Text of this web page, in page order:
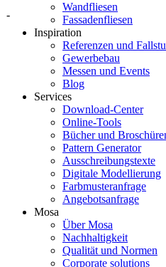
-
Wandfliesen
Fassadenfliesen
Inspiration
Referenzen und
Gewerbebau
Messen und Events
Blog
Services
Download-Center
Online-Tools
Bücher und
Pattern Generator
Ausschreibungstexte
Digitale Modellierung
Farbmusteranfrage
Angebotsanfrage
Mosa
Über Mosa
Nachhaltigkeit
Qualität und Normen
Corporate solutions